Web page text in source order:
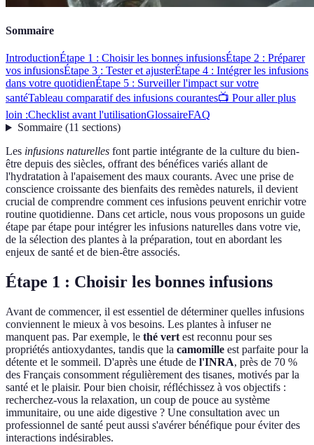
Sommaire
IntroductionÉtape 1 : Choisir les bonnes infusionsÉtape 2 : Préparer
vos infusionsÉtape 3 : Tester et ajusterÉtape 4 : Intégrer les infusions
dans votre quotidienÉtape 5 : Surveiller l'impact sur votre
santéTableau comparatif des infusions courantes📺 Pour aller plus
loin :Checklist avant l'utilisationGlossaireFAQ
Sommaire(11 sections)
Les infusions naturelles font partie intégrante de la culture du bien-
être depuis des siècles, offrant des bénéfices variés allant de
l'hydratation à l'apaisement des maux courants. Avec une prise de
conscience croissante des bienfaits des remèdes naturels, il devient
crucial de comprendre comment ces infusions peuvent enrichir votre
routine quotidienne. Dans cet article, nous vous proposons un guide
étape par étape pour intégrer les infusions naturelles dans votre vie,
de la sélection des plantes à la préparation, tout en abordant les
enjeux de santé et de bien-être associés.
Étape 1 : Choisir les bonnes infusions
Avant de commencer, il est essentiel de déterminer quelles infusions
conviennent le mieux à vos besoins. Les plantes à infuser ne
manquent pas. Par exemple, le thé vert est reconnu pour ses
propriétés antioxydantes, tandis que la camomille est parfaite pour la
détente et le sommeil. D'après une étude de l'INRA, près de 70 %
des Français consomment régulièrement des tisanes, motivés par la
santé et le plaisir. Pour bien choisir, réfléchissez à vos objectifs :
recherchez-vous la relaxation, un coup de pouce au système
immunitaire, ou une aide digestive ? Une consultation avec un
professionnel de santé peut aussi s'avérer bénéfique pour éviter des
interactions indésirables.